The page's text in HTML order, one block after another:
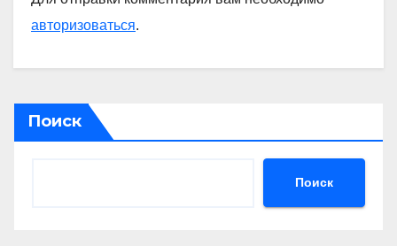
авторизоваться.
Поиск
Поиск